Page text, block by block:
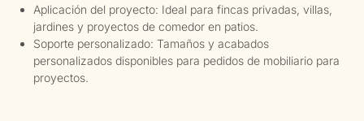
Aplicación del proyecto: Ideal para fincas privadas, villas,
jardines y proyectos de comedor en patios.
Soporte personalizado: Tamaños y acabados
personalizados disponibles para pedidos de mobiliario para
proyectos.